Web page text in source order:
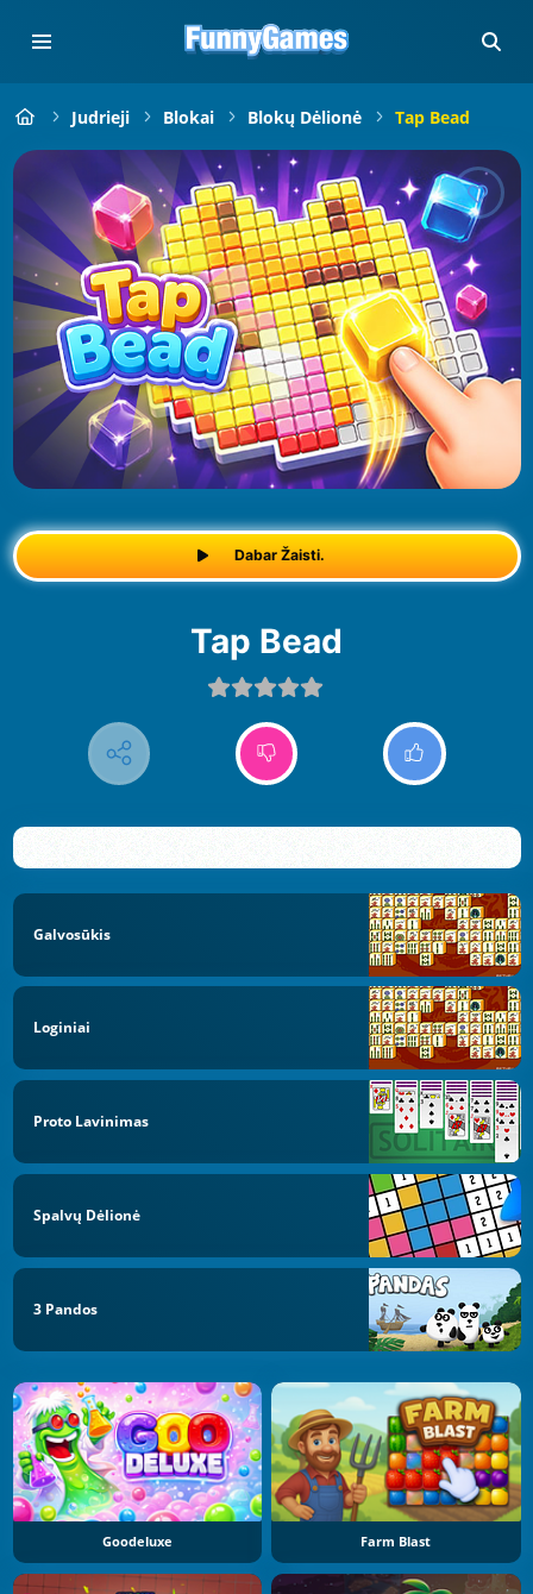
Judrieji Blokai Blokų Dėlionė Tap Bead
Dabar Žaisti.
Tap Bead
Galvosūkis
Loginiai
Proto Lavinimas
Spalvų Dėlionė
3 Pandos
Goodeluxe Farm Blast